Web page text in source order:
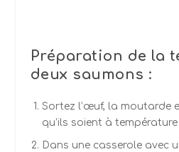
Préparation de la
deux saumons :
Sortez l’œuf, la moutarde
qu’ils soient à
Dans une casserole avec